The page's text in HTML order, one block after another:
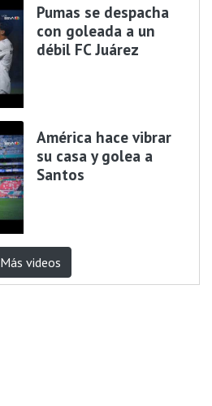
Pumas se despacha
con goleada a un
débil FC Juárez
América hace vibrar
su casa y golea a
Santos
Más videos